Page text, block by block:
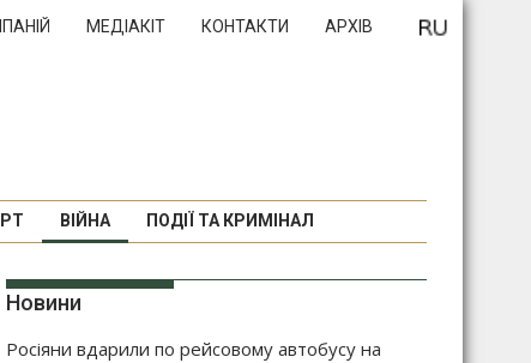
МЕДІАКІТ КОНТАКТИ АРХІВ
ВІЙНА ПОДІЇ ТА КРИМІНАЛ
Новини
Росіяни вдарили по рейсовому автобусу на